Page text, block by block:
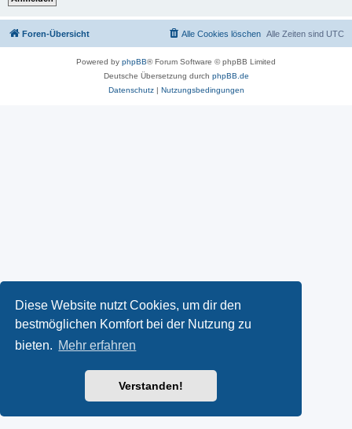
Diese Website nutzt Cookies, um dir den
bestmöglichen Komfort bei der Nutzung zu
bieten. Mehr erfahren
Verstanden!
Foren-Übersicht Alle Zeiten sind UTC
Alle Cookies löschen
Powered by phpBB® Forum Software © phpBB Limited
Deutsche Übersetzung durch phpBB.de
Datenschutz| Nutzungsbedingungen